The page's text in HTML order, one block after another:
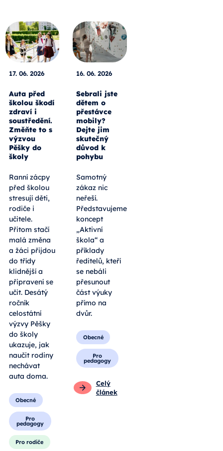
17. 06. 2026
Auta před
školou škodí
zdraví i
soustředění.
Změňte to s
výzvou
Pěšky do
školy
Ranní zácpy
před školou
stresují děti,
rodiče i
učitele.
Přitom stačí
malá změna
a žáci přijdou
do třídy
klidnější a
připravení se
učit. Desátý
ročník
celostátní
výzvy Pěšky
do školy
ukazuje, jak
naučit rodiny
nechávat
auta doma.
Obecné
Pro
pedagogy
Pro rodiče
16. 06. 2026
Sebrali jste
dětem o
přestávce
mobily?
Dejte jim
skutečný
důvod k
pohybu
Samotný
zákaz nic
neřeší.
Představujeme
koncept
„Aktivní
škola“ a
příklady
ředitelů, kteří
se nebáli
přesunout
část výuky
přímo na
dvůr.
Obecné
Pro
pedagogy
Celý
článek